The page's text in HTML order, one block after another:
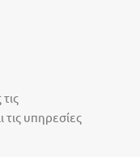
υπηρεσίες